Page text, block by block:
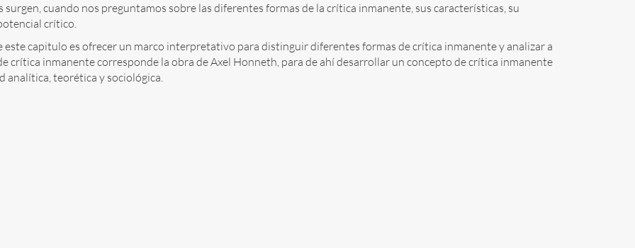
surgen, cuando nos preguntamos sobre las diferentes formas de la crítica inmanente, sus características, su
crítico.
este capitulo es ofrecer un marco interpretativo para distinguir diferentes formas de crítica inmanente y analizar a
crítica inmanente corresponde la obra de Axel Honneth, para de ahí desarrollar un concepto de crítica inmanente
analítica, teorética y sociológica.